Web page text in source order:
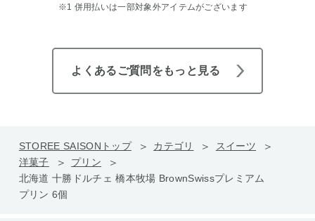
※1 併用払いは一部対象外アイテムがございます
よくあるご質問をもっと見る
STOREE SAISONトップ カテゴリ
スイーツ
洋菓子
プリン
北海道 十勝ドルチェ 橋本牧場 BrownSwissプレミアム
プリン 6個